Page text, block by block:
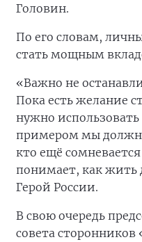
Головин.
По его словам,
стать мощным
«Важно не
Пока есть желание
нужно
примером мы
кто ещё
понимает, как жить
Герой России.
В свою очередь
совета